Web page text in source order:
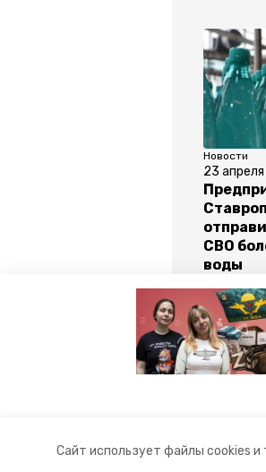
Сайт использует файлы cookies
Новости
23
СВО
воды
Все
поддержка